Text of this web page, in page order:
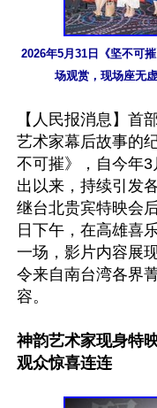
2026年5月31日《坚不可
场观赏，现场座无
【人民报消息】首
艺术家幕后故事的
不可摧》，自今年3
出以来，持续引发
继台北贵宾特映会
日下午，在高雄喜
一场，影片内容展
令来自南台湾各界
容。
神韵艺术家现身特
观众惊喜连连